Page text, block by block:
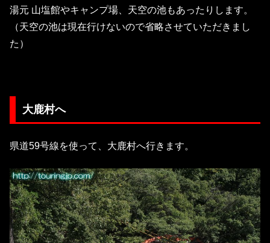
湯元 山塩館やキャンプ場、天空の池もあったりします。
（天空の池は現在行けないので省略させていただきまし
た）
大鹿村へ
県道59号線を使って、大鹿村へ行きます。